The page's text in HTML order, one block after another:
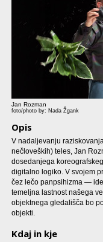
Jan Rozman
foto/photo by: Nada Žgank
Opis
V nadaljevanju
nečloveških) teles, Jan
dosedanjega
digitalno logiko. V svojem
čez lečo panpsihizma —
temeljna lastnost našega
objektnega gledališča bo
objekti.
Kdaj in kje